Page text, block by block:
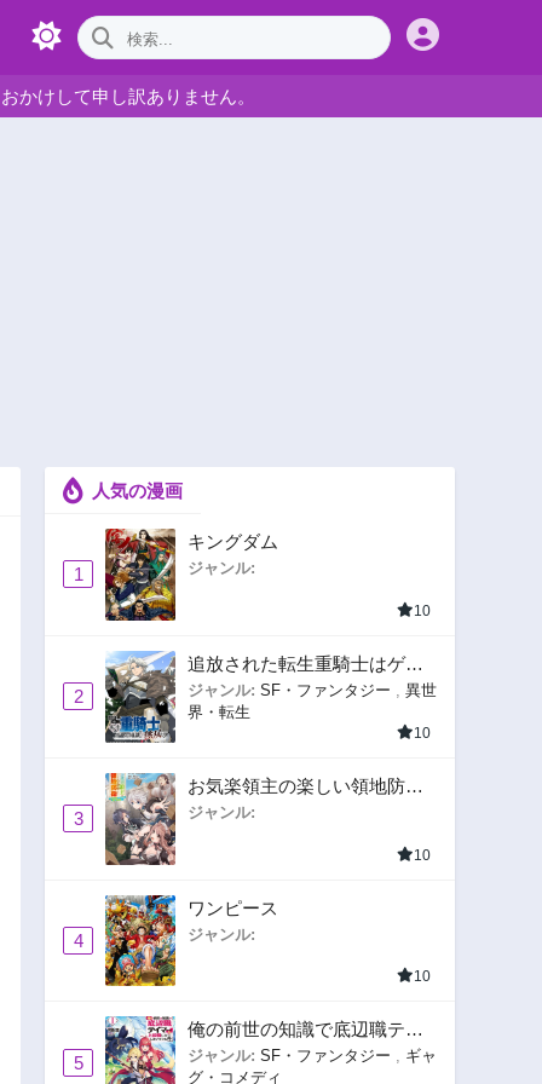
かけして申し訳ありません。
人気の漫画
1
キングダム
ジャンル:
10
2
追放された転生重騎士はゲー
ム知識で無双する
ジャンル: SF・ファンタジー
異世
界・転生
10
3
お気楽領主の楽しい領地防衛
〜生産系魔術で名もなき村を
ジャンル:
10
4
ワンピース
ジャンル:
10
5
俺の前世の知識で底辺職テイ
マーが上級職になってしまい
ジャンル: SF・ファンタジー , ギャ
グ・コメディ